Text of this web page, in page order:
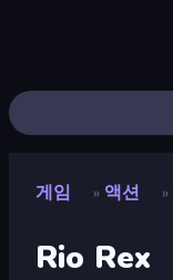
게임 » 액션 »
Rio Rex